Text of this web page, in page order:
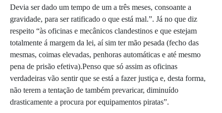
Devia ser dado um tempo de um a três meses, consoante a
gravidade, para ser ratificado o que está mal.”. Já no que diz
respeito “às oficinas e mecânicos clandestinos e que estejam
totalmente á margem da lei, aí sim ter mão pesada (fecho das
mesmas, coimas elevadas, penhoras automáticas e até mesmo
pena de prisão efetiva).Penso que só assim as oficinas
verdadeiras vão sentir que se está a fazer justiça e, desta forma,
não terem a tentação de também prevaricar, diminuído
drasticamente a procura por equipamentos piratas”.